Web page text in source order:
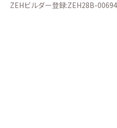
ZEHビルダー登録:ZEH28B-